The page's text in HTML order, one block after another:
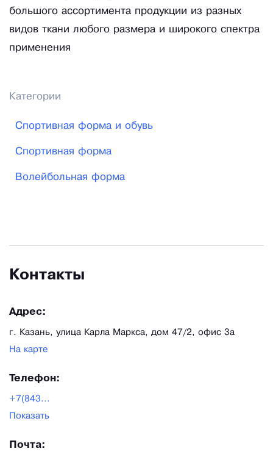
большого ассортимента продукции из разных
видов ткани любого размера и широкого спектра
применения
Категории
Спортивная форма и обувь
Спортивная форма
Волейбольная форма
Контакты
Адрес:
г. Казань, улица Карла Маркса, дом 47/2, офис 3а
На карте
Телефон:
+7(843...
Показать
Почта: